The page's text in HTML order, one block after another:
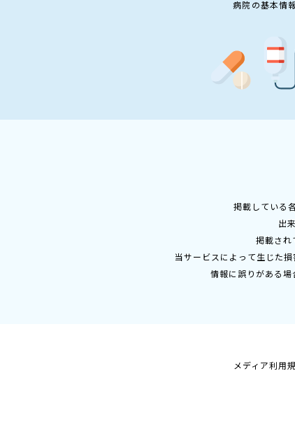
病院の基本情
掲載している
出
掲載され
当サービスによって生じた
情報に誤りがある
メディア利用